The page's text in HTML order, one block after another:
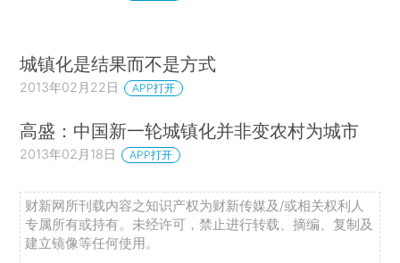
城镇化是结果而不是方式
2013年02月22日 APP打开
高盛：中国新一轮城镇化并非变农村为城市
2013年02月18日 APP打开
财新网所刊载内容之知识产权为财新传媒及/或相关权利人
专属所有或持有。未经许可，禁止进行转载、摘编、复制及
建立镜像等任何使用。